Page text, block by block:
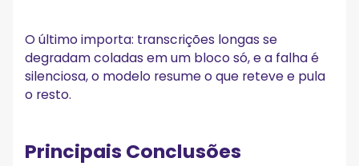
O último importa: transcrições longas se
degradam coladas em um bloco só, e a falha é
silenciosa, o modelo resume o que reteve e pula
o resto.
Principais Conclusões